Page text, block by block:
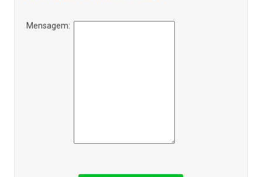
Mensagem: